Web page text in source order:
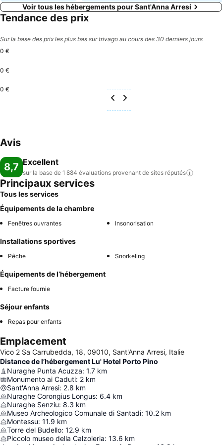
Voir tous les hébergements pour Sant'Anna Arresi
Tendance des prix
Sur la base des prix les plus bas sur trivago au cours des 30 derniers jours
0 €
0 €
0 €
Avis
8,7 Excellent
sur la base de 1 884 évaluations provenant de sites réputés
Principaux services
Tous les services
Équipements de la chambre
Fenêtres ouvrantes Insonorisation
Installations sportives
Pêche Snorkeling
Équipements de l’hébergement
Facture fournie
Séjour enfants
Repas pour enfants
Emplacement
Vico 2 Sa Carrubedda, 18, 09010, Sant'Anna Arresi, Italie
Distance de l’hébergement Lu' Hotel Porto Pino
Nuraghe Punta Acuzza: 1.7 km
Monumento ai Caduti: 2 km
Sant'Anna Arresi: 2.8 km
Nuraghe Corongius Longus: 6.4 km
Nuraghe Senziu: 8.3 km
Museo Archeologico Comunale di Santadi: 10.2 km
Montessu: 11.9 km
Torre del Budello: 12.9 km
Piccolo museo della Calzoleria: 13.6 km